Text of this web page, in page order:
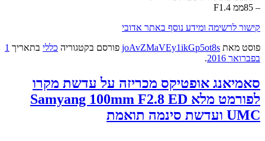
– 85ממ F1.4
קישור לרשימה ומידע נוסף באתר אדובי
פוסט מאת joAvZMaVEy1ikGp5ot8s פורסם בקטגוריה כללי בתאריך 1
בפברואר 2016
.
סאמיאנג אופטיקס מכריזה על עדשת מקרו
לפורמט מלא Samyang 100mm F2.8 ED
UMC ועדשת סינמה תואמת